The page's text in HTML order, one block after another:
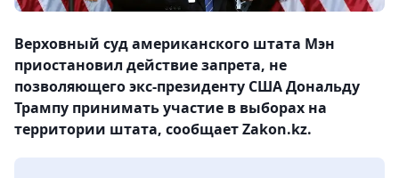
Верховный суд американского штата Мэн
приостановил действие запрета, не
позволяющего экс-президенту США Дональду
Трампу принимать участие в выборах на
территории штата, сообщает Zakon.kz.